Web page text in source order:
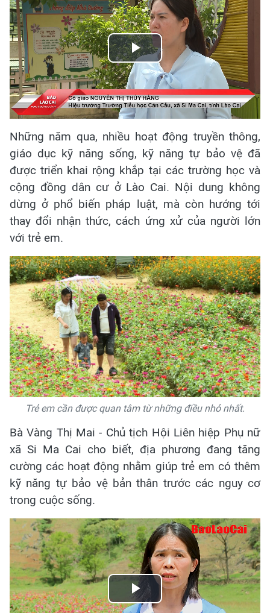
Play
Video
Những năm qua, nhiều hoạt động truyền thông,
giáo dục kỹ năng sống, kỹ năng tự bảo vệ đã
được triển khai rộng khắp tại các trường học và
cộng đồng dân cư ở Lào Cai. Nội dung không
dừng ở phổ biến pháp luật, mà còn hướng tới
thay đổi nhận thức, cách ứng xử của người lớn
với trẻ em.
Trẻ em cần được quan tâm từ những điều nhỏ nhất.
Bà Vàng Thị Mai - Chủ tịch Hội Liên hiệp Phụ nữ
xã Si Ma Cai cho biết, địa phương đang tăng
cường các hoạt động nhằm giúp trẻ em có thêm
kỹ năng tự bảo vệ bản thân trước các nguy cơ
trong cuộc sống.
Play